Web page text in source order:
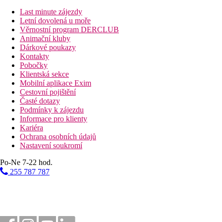
Pláž
Druh pláže
Plážová dovolená
Fotogalerie
Last minute zájezdy
Letní dovolená u moře
Věrnostní program DERCLUB
Animační kluby
Dárkové poukazy
Kontakty
Pobočky
Klientská sekce
Mobilní aplikace Exim
Cestovní pojištění
Časté dotazy
Podmínky k zájezdu
Informace pro klienty
Kariéra
Ochrana osobních údajů
Nastavení soukromí
Po-Ne 7-22 hod.
255 787 787